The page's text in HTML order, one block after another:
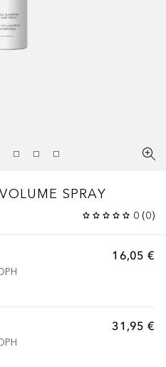
VOLUME SPRAY
0 (0)
16,05 €
31,95 €